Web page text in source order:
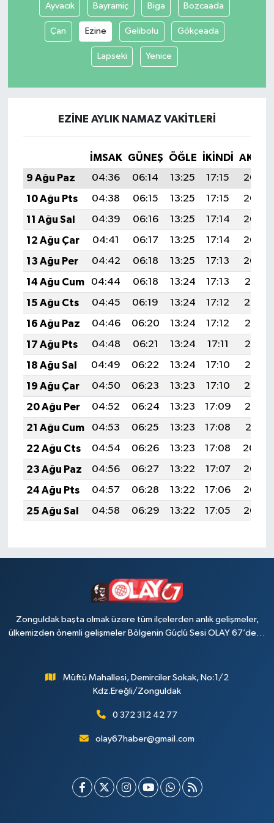
Ayvacık Bayramiç Biga Bozcaada
Çan Ezine Gelibolu Gökçeada
Lapseki Yenice
EZINE AYLIK NAMAZ VAKITLERI
İMSAK GÜNEŞ ÖĞLE İKINDI
9 Ağu Paz
04:36 06:14 13:25 17:15
20:27
10 Ağu Pts
04:38 06:15 13:25 17:15
20:26
11 Ağu Sal
04:39 06:16 13:25 17:14
20:24
12 Ağu Çar
04:41 06:17 13:25 17:14
20:23
13 Ağu Per
04:42 06:18 13:25 17:13
20:22
14 Ağu Cum
04:44 06:18 13:24 17:13
20:21
15 Ağu Cts
04:45 06:19 13:24 17:12
20:19
16 Ağu Paz
04:46 06:20 13:24 17:12
20:18
17 Ağu Pts
04:48 06:21 13:24 17:11
20:16
18 Ağu Sal
04:49 06:22 13:24 17:10
20:15
19 Ağu Çar
04:50 06:23 13:23 17:10
20:14
20 Ağu Per
04:52 06:24 13:23 17:09
20:12
21 Ağu Cum
04:53 06:25 13:23 17:08
20:11
22 Ağu Cts
04:54 06:26 13:23 17:08
20:09
23 Ağu Paz
04:56 06:27 13:22 17:07
20:08
24 Ağu Pts
04:57 06:28 13:22 17:06
20:07
25 Ağu Sal
04:58 06:29 13:22 17:05 20:05
Zonguldak başta olmak üzere tüm ilçelerden anlık gelişmeler,
ülkemizden önemli gelişmeler Bölgenin Güçlü Sesi OLAY 67’de…
Müftü Mahallesi, Demirciler Sokak, No:1/2
Kdz.Ereğli/Zonguldak
0 372 312 42 77
olay67haber@gmail.com
Tüm Makaleler
Tüm Haberler
Videolu Haberler
Son Dakika
Tüm Haberler